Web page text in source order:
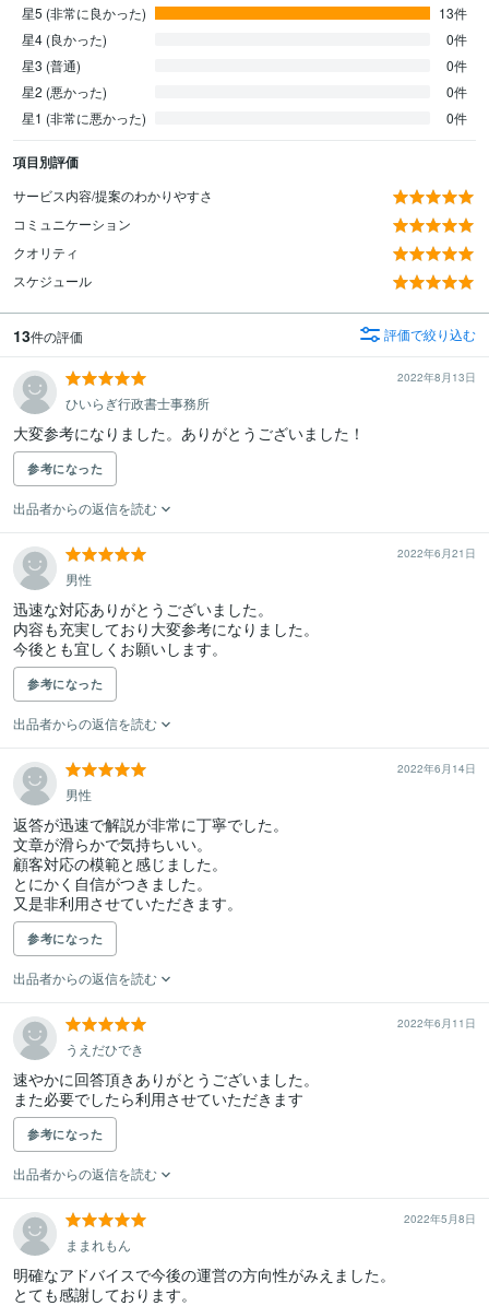
星5 (非常に良かった)
13件
星4 (良かった)
0件
星3 (普通)
0件
星2 (悪かった)
0件
星1 (非常に悪かった)
0件
項目別評価
サービス内容/提案のわかりやすさ
コミュニケーション
クオリティ
スケジュール
13件の評価 評価で絞り込む
2022年8月13日
ひいらぎ行政書士事務所
参考になった
出品者からの返信を読む
2022年6月21日
男性
迅速な対応ありがとうございました。
内容も充実しており大変参考になりました。
今後とも宜しくお願いします。
参考になった
出品者からの返信を読む
2022年6月14日
男性
返答が迅速で解説が非常に丁寧でした。
文章が滑らかで気持ちいい。
顧客対応の模範と感じました。
とにかく自信がつきました。
又是非利用させていただきます。
参考になった
出品者からの返信を読む
2022年6月11日
うえだひでき
速やかに回答頂きありがとうございました。
また必要でしたら利用させていただきます
参考になった
出品者からの返信を読む
2022年5月8日
ままれもん
明確なアドバイスで今後の運営の方向性がみえました。
とても感謝しております。